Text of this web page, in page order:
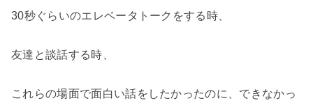
30秒ぐらいのエレベータトークをする時、
友達と談話する時、
これらの場面で面白い話をしたかったのに、できなかっ